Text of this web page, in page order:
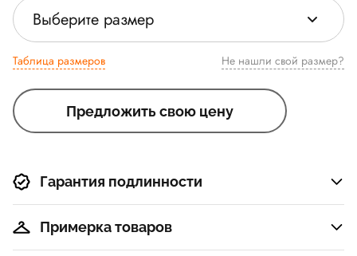
Выберите размер
Таблица размеров Не нашли свой размер?
Предложить свою цену
Гарантия подлинности
Примерка товаров